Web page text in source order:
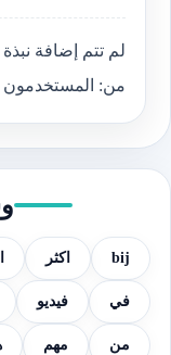
لم تتم إضافة نبذة
من: المستخدمون
bij اكثر
في فيديو
من مهم